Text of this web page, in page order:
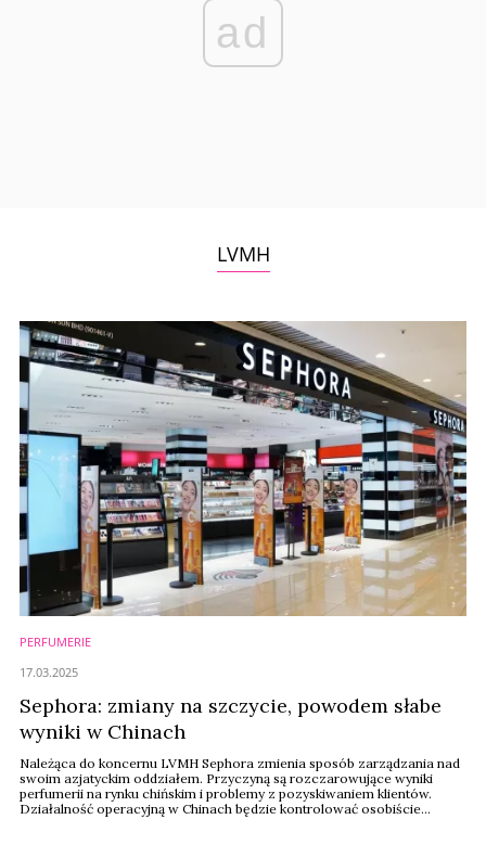
ad
LVMH
PERFUMERIE
Sephora: zmiany na szczycie, powodem słabe
wyniki w Chinach
Należąca do koncernu LVMH Sephora zmienia sposób zarządzania nad
swoim azjatyckim oddziałem. Przyczyną są rozczarowujące wyniki
perfumerii na rynku chińskim i problemy z pozyskiwaniem klientów.
Działalność operacyjną w Chinach będzie kontrolować osobiście
17.03.2025